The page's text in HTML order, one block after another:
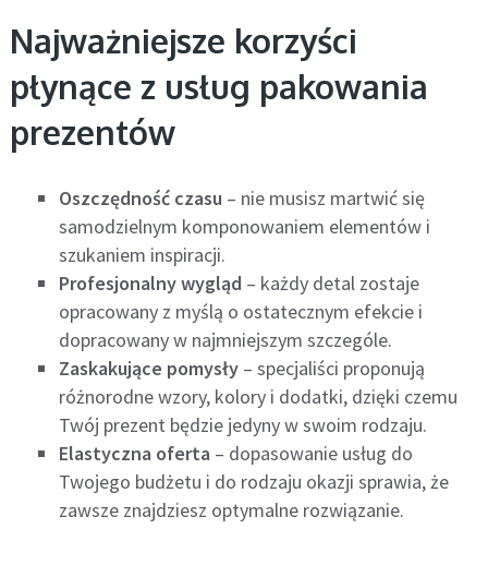
Najważniejsze korzyści
płynące z usług pakowania
prezentów
Oszczędność czasu – nie musisz martwić się
samodzielnym komponowaniem elementów i
szukaniem inspiracji.
Profesjonalny wygląd – każdy detal zostaje
opracowany z myślą o ostatecznym efekcie i
dopracowany w najmniejszym szczególe.
Zaskakujące pomysły– specjaliści proponują
różnorodne wzory, kolory i dodatki, dzięki czemu
Twój prezent będzie jedyny w swoim rodzaju.
Elastyczna oferta – dopasowanie usług do
Twojego budżetu i do rodzaju okazji sprawia, że
zawsze znajdziesz optymalne rozwiązanie.